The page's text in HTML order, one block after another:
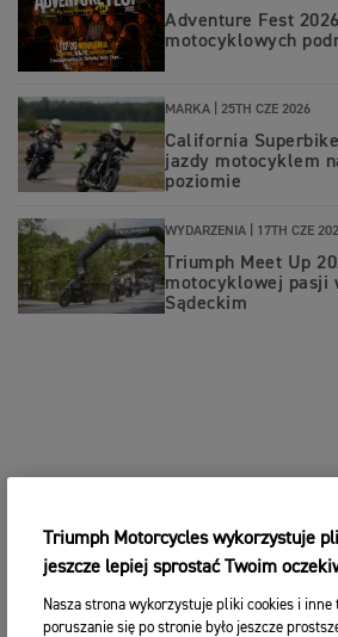
Adventure Fest
motocyklowych
MARKA | 25TH CZE 2026
California
jazdy motocyklem
poziomie
WYDARZENIA | 17TH CZE
Triumph Meet Up
motocyklowej pasji
Sądeckim
Triumph Motorcycles wykorzystuje
jeszcze lepiej sprostać Twoim
Nasza strona wykorzystuje pliki cookies i inne
poruszanie się po stronie było jeszcze